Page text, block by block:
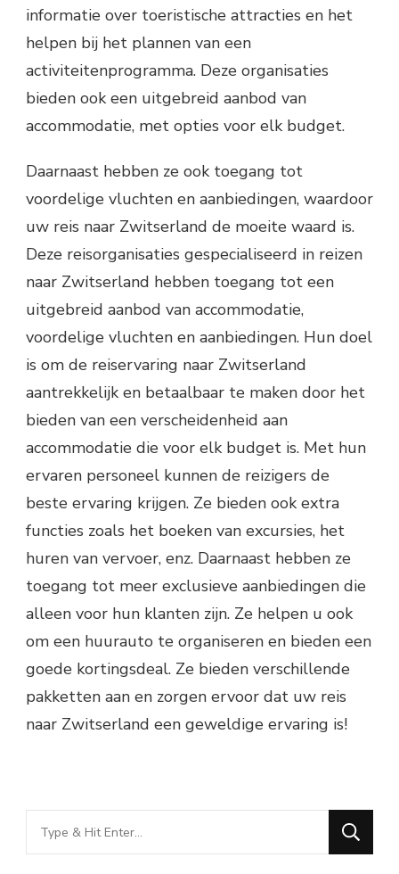
informatie over toeristische attracties en het
helpen bij het plannen van een
activiteitenprogramma. Deze organisaties
bieden ook een uitgebreid aanbod van
accommodatie, met opties voor elk budget.
Daarnaast hebben ze ook toegang tot
voordelige vluchten en aanbiedingen, waardoor
uw reis naar Zwitserland de moeite waard is.
Deze reisorganisaties gespecialiseerd in reizen
naar Zwitserland hebben toegang tot een
uitgebreid aanbod van accommodatie,
voordelige vluchten en aanbiedingen. Hun doel
is om de reiservaring naar Zwitserland
aantrekkelijk en betaalbaar te maken door het
bieden van een verscheidenheid aan
accommodatie die voor elk budget is. Met hun
ervaren personeel kunnen de reizigers de
beste ervaring krijgen. Ze bieden ook extra
functies zoals het boeken van excursies, het
huren van vervoer, enz. Daarnaast hebben ze
toegang tot meer exclusieve aanbiedingen die
alleen voor hun klanten zijn. Ze helpen u ook
om een huurauto te organiseren en bieden een
goede kortingsdeal. Ze bieden verschillende
pakketten aan en zorgen ervoor dat uw reis
naar Zwitserland een geweldige ervaring is!
Looking
for